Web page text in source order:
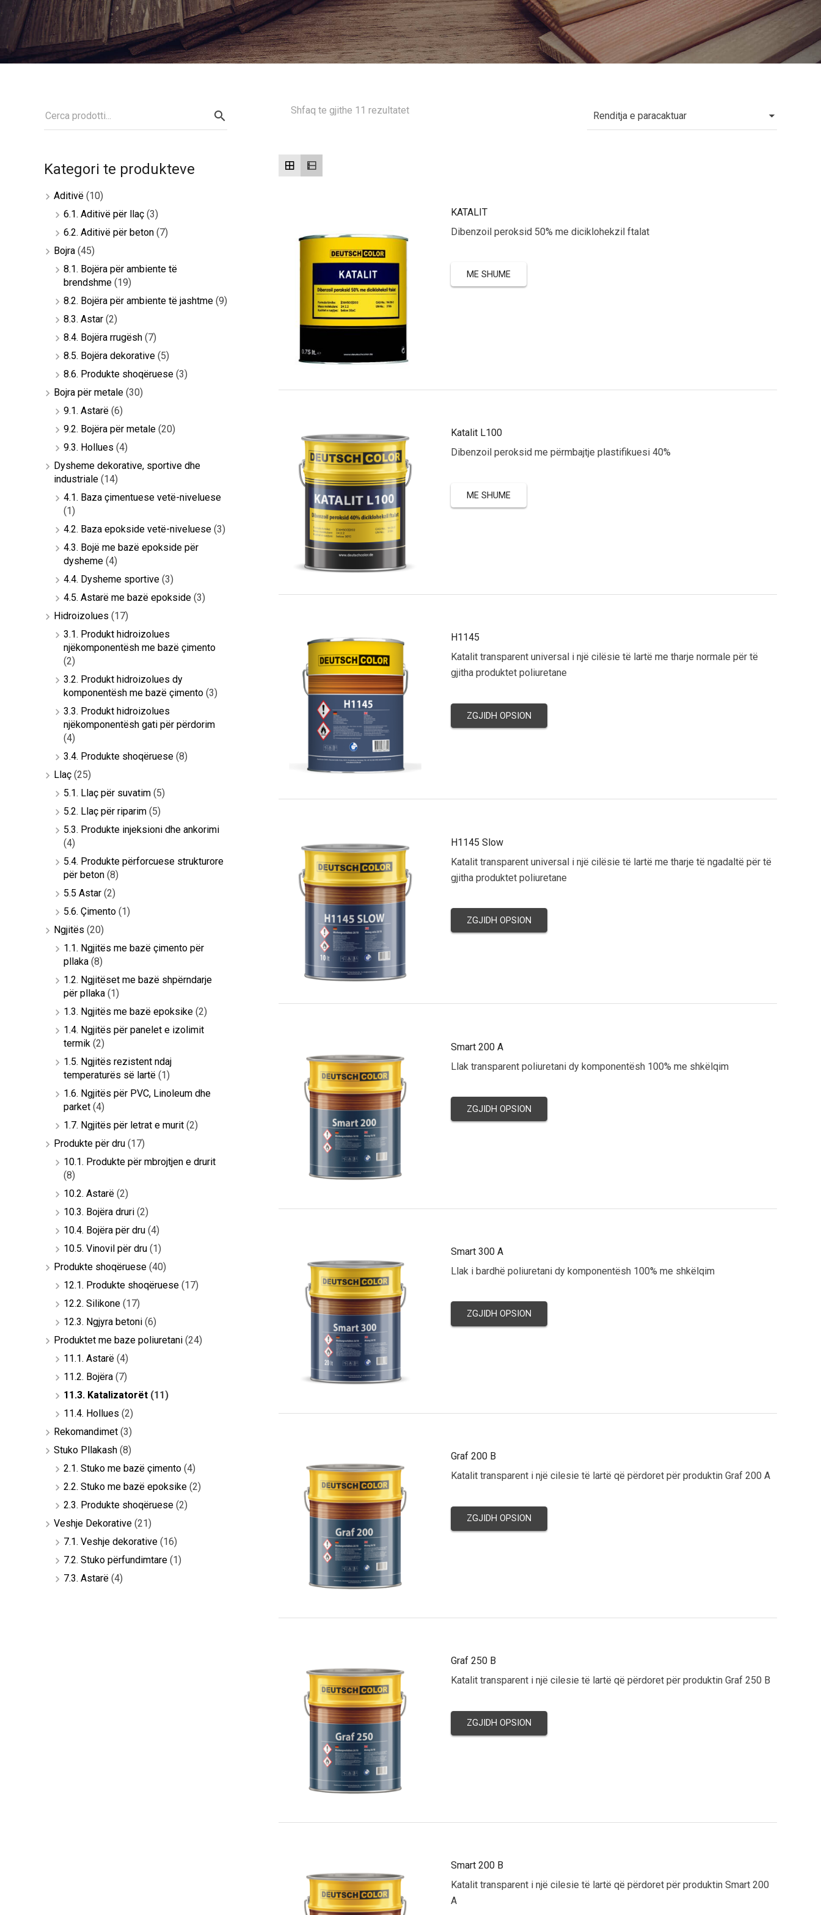
Shfaq te gjithe 11 rezultatet
KATALIT
Dibenzoil peroksid 50% me diciklohekzil ftalat
ME SHUME
Katalit L100
Dibenzoil peroksid me përmbajtje plastifikuesi 40%
ME SHUME
H1145
Katalit transparent universal i një cilësie të lartë me tharje normale për të
gjitha produktet poliuretane
ZGJIDH OPSION
H1145 Slow
Katalit transparent universal i një cilësie të lartë me tharje të ngadaltë për të
gjitha produktet poliuretane
ZGJIDH OPSION
Smart 200 A
Llak transparent poliuretani dy komponentësh 100% me shkëlqim
ZGJIDH OPSION
Smart 300 A
Llak i bardhë poliuretani dy komponentësh 100% me shkëlqim
ZGJIDH OPSION
Graf 200 B
Katalit transparent i një cilesie të lartë që përdoret për produktin Graf 200 A
ZGJIDH OPSION
Graf 250 B
Katalit transparent i një cilesie të lartë që përdoret për produktin Graf 250 B
ZGJIDH OPSION
Smart 200 B
Katalit transparent i një cilesie të lartë që përdoret për produktin Smart 200
A
Kategori te produkteve
Aditivë (10)
6.1. Aditivë për llaç (3)
6.2. Aditivë për beton (7)
Bojra (45)
8.1. Bojëra për ambiente të
brendshme (19)
8.2. Bojëra për ambiente të jashtme (9)
8.3. Astar (2)
8.4. Bojëra rrugësh (7)
8.5. Bojëra dekorative (5)
8.6. Produkte shoqëruese (3)
Bojra për metale (30)
9.1. Astarë (6)
9.2. Bojëra për metale (20)
9.3. Hollues (4)
Dysheme dekorative, sportive dhe
industriale (14)
4.1. Baza çimentuese vetë-niveluese
(1)
4.2. Baza epokside vetë-niveluese (3)
4.3. Bojë me bazë epokside për
dysheme (4)
4.4. Dysheme sportive (3)
4.5. Astarë me bazë epokside (3)
Hidroizolues (17)
3.1. Produkt hidroizolues
njëkomponentësh me bazë çimento
(2)
3.2. Produkt hidroizolues dy
komponentësh me bazë çimento (3)
3.3. Produkt hidroizolues
njëkomponentësh gati për përdorim
(4)
3.4. Produkte shoqëruese (8)
Llaç (25)
5.1. Llaç për suvatim (5)
5.2. Llaç për riparim (5)
5.3. Produkte injeksioni dhe ankorimi
(4)
5.4. Produkte përforcuese strukturore
për beton (8)
5.5 Astar (2)
5.6. Çimento (1)
Ngjitës (20)
1.1. Ngjitës me bazë çimento për
pllaka (8)
1.2. Ngjitëset me bazë shpërndarje
për pllaka (1)
1.3. Ngjitës me bazë epoksike (2)
1.4. Ngjitës për panelet e izolimit
termik (2)
1.5. Ngjitës rezistent ndaj
temperaturës së lartë (1)
1.6. Ngjitës për PVC, Linoleum dhe
parket (4)
1.7. Ngjitës për letrat e murit (2)
Produkte për dru (17)
10.1. Produkte për mbrojtjen e drurit
(8)
10.2. Astarë (2)
10.3. Bojëra druri (2)
10.4. Bojëra për dru (4)
10.5. Vinovil për dru (1)
Produkte shoqëruese (40)
12.1. Produkte shoqëruese (17)
12.2. Silikone (17)
12.3. Ngjyra betoni (6)
Produktet me baze poliuretani (24)
11.1. Astarë (4)
11.2. Bojëra (7)
11.3. Katalizatorët (11)
11.4. Hollues (2)
Rekomandimet (3)
Stuko Pllakash (8)
2.1. Stuko me bazë çimento (4)
2.2. Stuko me bazë epoksike (2)
2.3. Produkte shoqëruese (2)
Veshje Dekorative (21)
7.1. Veshje dekorative (16)
7.2. Stuko përfundimtare (1)
7.3. Astarë (4)